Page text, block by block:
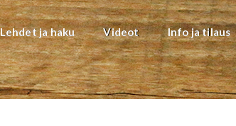
Lehdet ja haku Videot Info ja tilaus